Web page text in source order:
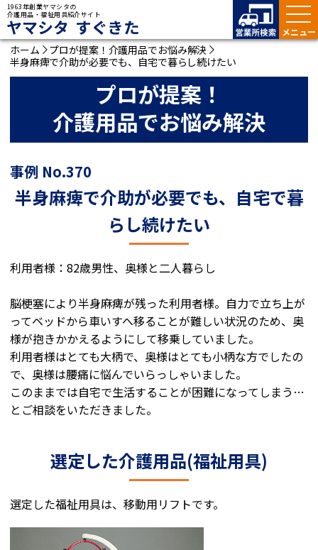
1963年創業ヤマシタの
介護用品・福祉用具紹介サイト
ホーム
プロが提案！介護用品でお悩み解決
半身麻痺で介助が必要でも、自宅で暮らし続けたい
プロが提案！
介護用品でお悩み解決
事例 No.370
半身麻痺で介助が必要でも、自宅で暮
らし続けたい
利用者様：82歳男性、奥様と二人暮らし
脳梗塞により半身麻痺が残った利用者様。自力で立ち上が
ってベッドから車いすへ移ることが難しい状況のため、奥
様が抱きかかえるようにして移乗していました。
利用者様はとても大柄で、奥様はとても小柄な方でしたの
で、奥様は腰痛に悩んでいらっしゃいました。
このままでは自宅で生活することが困難になってしまう…
とご相談をいただきました。
選定した介護用品(福祉用具)
選定した福祉用具は、移動用リフトです。